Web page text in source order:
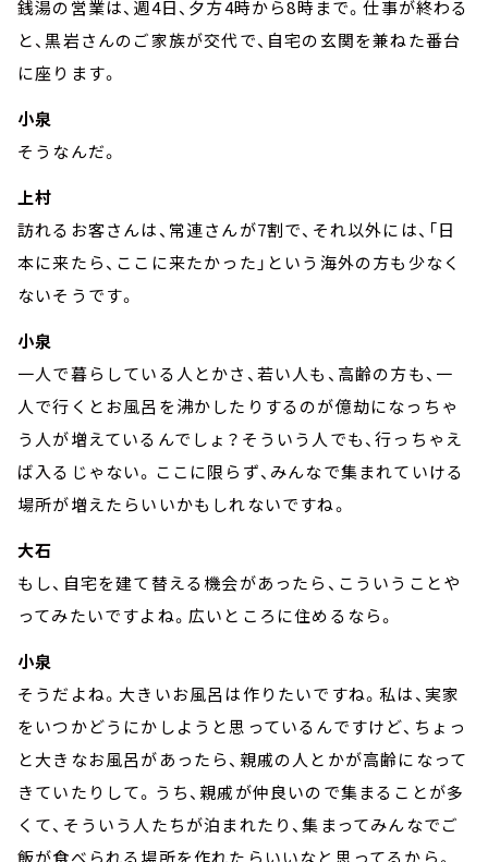
銭湯の営業は、週4日、夕方4時から8時まで。仕事が終わる
と、黒岩さんのご家族が交代で、自宅の玄関を兼ねた番台
に座ります。
小泉
そうなんだ。
上村
訪れるお客さんは、常連さんが7割で、それ以外には、「日
本に来たら、ここに来たかった」という海外の方も少なく
ないそうです。
小泉
一人で暮らしている人とかさ、若い人も、高齢の方も、一
人で行くとお風呂を沸かしたりするのが億劫になっちゃ
う人が増えているんでしょ？そういう人でも、行っちゃえ
ば入るじゃない。ここに限らず、みんなで集まれていける
場所が増えたらいいかもしれないですね。
大石
もし、自宅を建て替える機会があったら、こういうことや
ってみたいですよね。広いところに住めるなら。
小泉
そうだよね。大きいお風呂は作りたいですね。私は、実家
をいつかどうにかしようと思っているんですけど、ちょっ
と大きなお風呂があったら、親戚の人とかが高齢になって
きていたりして。うち、親戚が仲良いので集まることが多
くて、そういう人たちが泊まれたり、集まってみんなでご
飯が食べられる場所を作れたらいいなと思ってるから。